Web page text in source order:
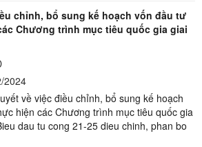
chỉnh, bổ sung kế hoạch vốn đầu tư
Chương trình mục tiêu quốc gia giai
2024
về việc điều chỉnh, bổ sung kế hoạch
hiện các Chương trình mục tiêu quốc gia
dau tu cong 21-25 dieu chinh, phan bo